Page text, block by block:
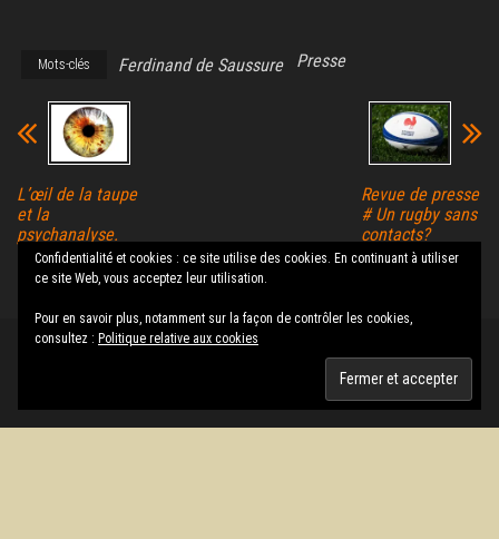
Mots-clés Ferdinand de Saussure Presse
L’œil de la taupe
et la
psychanalyse.
De l’endroit à
l’envers
Revue de presse
# Un rugby sans
contacts?
Fadaises!
Thème :Envo Magazine
Confidentialité et cookies : ce site utilise des cookies. En continuant à utiliser
ce site Web, vous acceptez leur utilisation.
Pour en savoir plus, notamment sur la façon de contrôler les cookies,
consultez : Politique relative aux cookies